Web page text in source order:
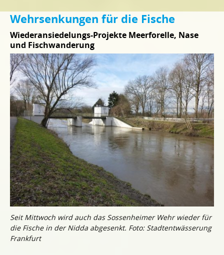
Wehrsenkungen für die Fische
Wiederansiedelungs-Projekte Meerforelle, Nase
und Fischwanderung
Seit Mittwoch wird auch das Sossenheimer Wehr wieder für
die Fische in der Nidda abgesenkt. Foto: Stadtentwässerung
Frankfurt